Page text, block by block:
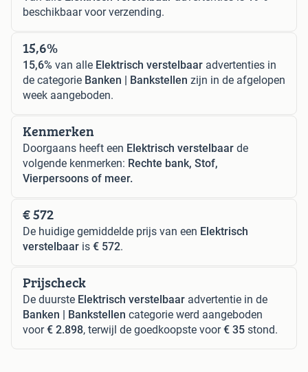
beschikbaar voor verzending.
15,6%
15,6% van alle Elektrisch verstelbaar advertenties in
de categorie Banken | Bankstellen zijn in de afgelopen
week aangeboden.
Kenmerken
Doorgaans heeft een Elektrisch verstelbaar de
volgende kenmerken: Rechte bank, Stof,
Vierpersoons of meer.
€ 572
De huidige gemiddelde prijs van een Elektrisch
verstelbaar is € 572.
Prijscheck
De duurste Elektrisch verstelbaar advertentie in de
Banken | Bankstellen categorie werd aangeboden
voor€ 2.898, terwijl de goedkoopste voor€ 35 stond.